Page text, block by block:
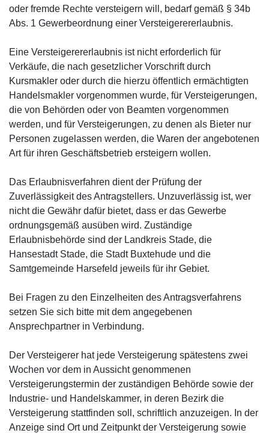
oder fremde Rechte versteigern will, bedarf gemäß § 34b
Abs. 1 Gewerbeordnung einer Versteigerererlaubnis.
Eine Versteigerererlaubnis ist nicht erforderlich für
Verkäufe, die nach gesetzlicher Vorschrift durch
Kursmakler oder durch die hierzu öffentlich ermächtigten
Handelsmakler vorgenommen wurde, für Versteigerungen,
die von Behörden oder von Beamten vorgenommen
werden, und für Versteigerungen, zu denen als Bieter nur
Personen zugelassen werden, die Waren der angebotenen
Art für ihren Geschäftsbetrieb ersteigern wollen.
Das Erlaubnisverfahren dient der Prüfung der
Zuverlässigkeit des Antragstellers. Unzuverlässig ist, wer
nicht die Gewähr dafür bietet, dass er das Gewerbe
ordnungsgemäß ausüben wird. Zuständige
Erlaubnisbehörde sind der Landkreis Stade, die
Hansestadt Stade, die Stadt Buxtehude und die
Samtgemeinde Harsefeld jeweils für ihr Gebiet.
Bei Fragen zu den Einzelheiten des Antragsverfahrens
setzen Sie sich bitte mit dem angegebenen
Ansprechpartner in Verbindung.
Der Versteigerer hat jede Versteigerung spätestens zwei
Wochen vor dem in Aussicht genommenen
Versteigerungstermin der zuständigen Behörde sowie der
Industrie- und Handelskammer, in deren Bezirk die
Versteigerung stattfinden soll, schriftlich anzuzeigen. In der
Anzeige sind Ort und Zeitpunkt der Versteigerung sowie